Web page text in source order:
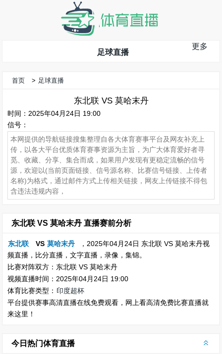
足球直播
更多
首页 > 足球直播
东北联 VS 莫哈末丹
时间：2025年04月24日 19:00
信号：
本网提供的导航链接搜集整理自各大体育赛事平台及网友补充上
传，以各大平台优质体育赛事资源为主旨，为广大体育爱好者寻
觅、收藏、分享、集合而成，如果用户发现有更稳定流畅的信号
源，欢迎以(当前页面链接、信号源名称、比赛信号链接、上传者
名称)为格式，通过邮件方式上传相关链接，网友上传链接不得包
含违法违规内容，
东北联 VS 莫哈末丹 直播赛前分析
东北联 VS 莫哈末丹
，2025年04月24日 东北联 VS 莫哈末丹视
频直播，比分直播，文字直播，录像，集锦。
比赛对阵双方：东北联 VS 莫哈末丹
视频直播时间：2025年04月24日 19:00
体育比赛类型： 印度超杯
平台提供赛事高清直播在线免费观看，网上看高清免费比赛直播就
来这里！
今日热门体育直播